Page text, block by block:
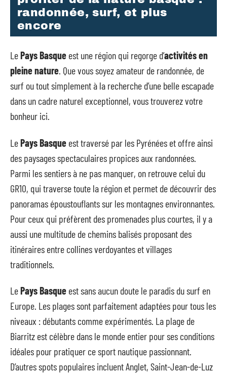
randonnée, surf, et plus
encore
LePays Basque est une région qui regorge d’activités en
pleine nature. Que vous soyez amateur de randonnée, de
surf ou tout simplement à la recherche d’une belle escapade
dans un cadre naturel exceptionnel, vous trouverez votre
bonheur ici.
LePays Basque est traversé par les Pyrénées et offre ainsi
des paysages spectaculaires propices aux randonnées.
Parmi les sentiers à ne pas manquer, on retrouve celui du
GR10, qui traverse toute la région et permet de découvrir des
panoramas époustouflants sur les montagnes environnantes.
Pour ceux qui préfèrent des promenades plus courtes, il y a
aussi une multitude de chemins balisés proposant des
itinéraires entre collines verdoyantes et villages
traditionnels.
LePays Basque est sans aucun doute le paradis du surf en
Europe. Les plages sont parfaitement adaptées pour tous les
niveaux : débutants comme expérimentés. La plage de
Biarritz est célèbre dans le monde entier pour ses conditions
idéales pour pratiquer ce sport nautique passionnant.
D’autres spots populaires incluent Anglet, Saint-Jean-de-Luz